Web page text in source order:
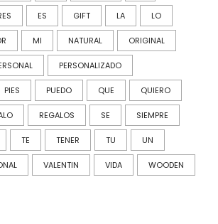
ES GIFT LA LO
MI NATURAL ORIGINAL
PERSONALIZADO
PIES PUEDO QUE QUIERO
REGALOS SE SIEMPRE
TE TENER TU UN
VALENTIN VIDA WOODEN